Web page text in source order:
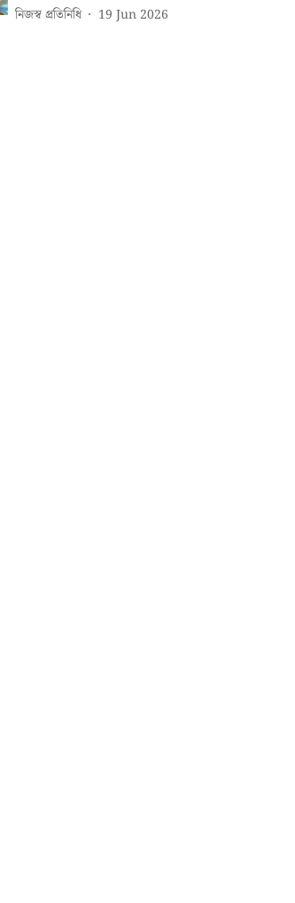
নিজস্ব প্রতিনিধি 19 Jun 2026